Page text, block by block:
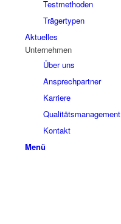
Testmethoden
Trägertypen
Aktuelles
Unternehmen
Über uns
Ansprechpartner
Karriere
Qualitätsmanagement
Kontakt
Menü